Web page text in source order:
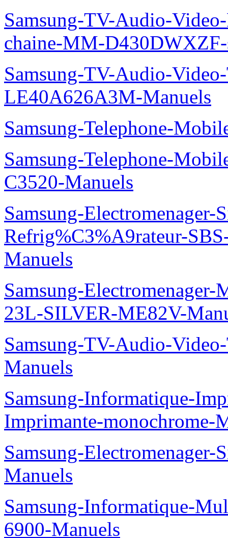
Samsung-TV-Audio-
chaine-MM-
Samsung-TV-Audio-
LE40A626A3M-Manuels
Samsung-Telephone-
Samsung-Telephone-
C3520-Manuels
Samsung-Electromenager-
Refrig%C3%A9rateur-
Manuels
Samsung-
23L-SILVER-ME82V-
Samsung-TV-Audio-
Manuels
Samsung-Informatique-
Imprimante-monochrome-
Samsung-
Manuels
Samsung-Informatique-
6900-Manuels